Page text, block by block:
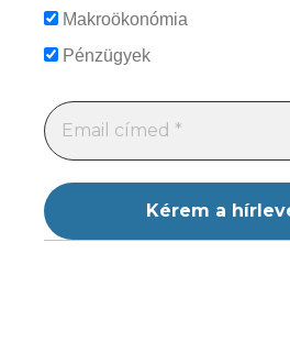
Makroökonómia
Pénzügyek